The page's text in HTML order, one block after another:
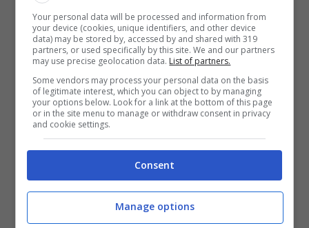
Fonte:Siliconera
Articoli recenti
News
Grokipedia: l’innovativo
progetto AI di Elon Musk è
già al capolinea?
ASUS ProArt si Amplia:
Presentato il Nuovo Box
Your personal data will be processed and information from
your device (cookies, unique identifiers, and other device
data) may be stored by, accessed by and shared with 319
partners, or used specifically by this site. We and our partners
may use precise geolocation data. List of partners.
Some vendors may process your personal data on the basis
of legitimate interest, which you can object to by managing
your options below. Look for a link at the bottom of this page
or in the site menu to manage or withdraw consent in privacy
and cookie settings.
Consent
Manage options